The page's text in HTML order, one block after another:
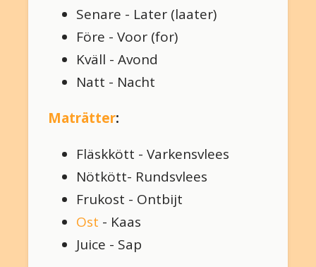
Senare - Later (laater)
Före - Voor (for)
Kväll - Avond
Natt - Nacht
Maträtter:
Fläskkött - Varkensvlees
Nötkött- Rundsvlees
Frukost - Ontbijt
Ost - Kaas
Juice - Sap